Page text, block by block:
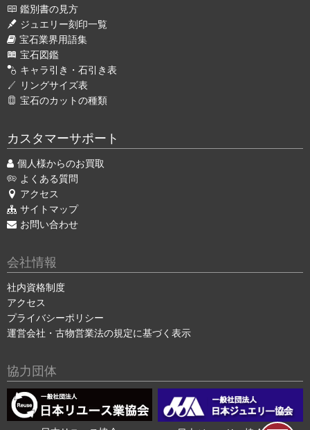
鑑別書の見方
ジュエリー刻印一覧
宝石業界用語集
宝石図鑑
キャラ引き・石引き表
リングサイズ表
宝石のカットの種類
カスタマーサポート
個人様からのお買取
よくある質問
アクセス
サイトマップ
お問い合わせ
会社情報
社内資格制度
アクセス
プライバシーポリシー
運営会社・古物営業法の規定に基づく表示
協力団体